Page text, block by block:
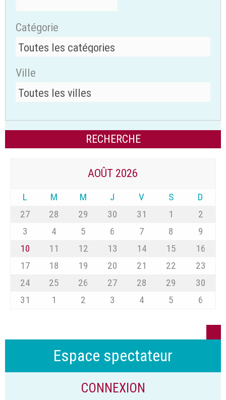
Catégorie
Ville
AOÛT 2026
L M M J V S
D
27
28 29 30 31 1
2
3
4 5 6 7 8
9
10
11 12 13 14 15
16
17
18 19 20 21 22
23
24
25 26 27 28 29
30
31
1 2 3 4 5 6
Espace spectateur
CONNEXION